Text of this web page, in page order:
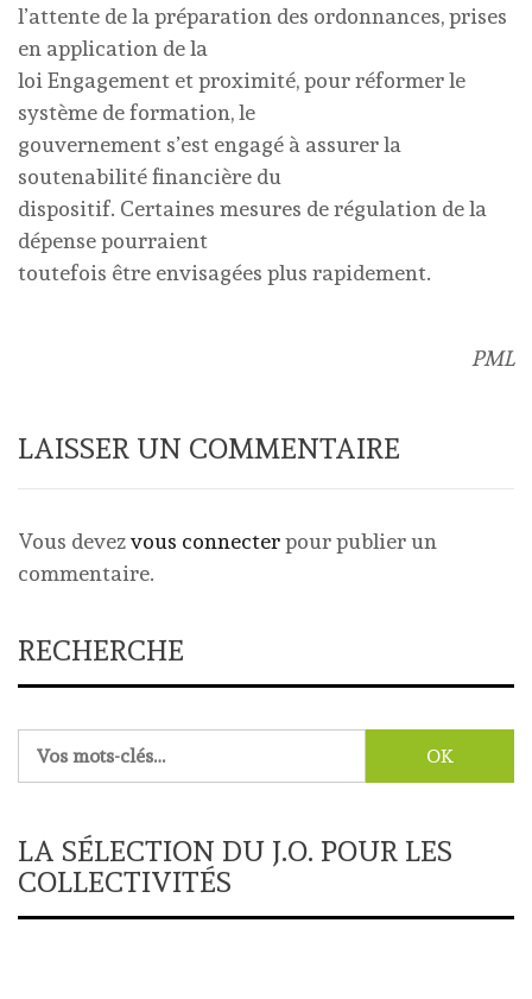
l’attente de la préparation des ordonnances, prises
en application de la
loi Engagement et proximité, pour réformer le
système de formation, le
gouvernement s’est engagé à assurer la
soutenabilité financière du
dispositif. Certaines mesures de régulation de la
dépense pourraient
toutefois être envisagées plus rapidement.
PML
LAISSER UN COMMENTAIRE
Vous devezvous connecterpour publier un
commentaire.
RECHERCHE
LA SÉLECTION DU J.O. POUR LES
COLLECTIVITÉS